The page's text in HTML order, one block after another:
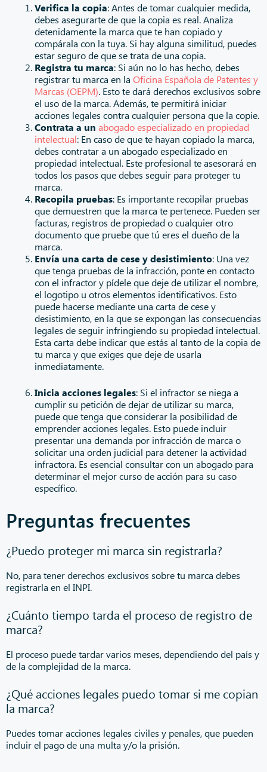
Verifica la copia: Antes de tomar cualquier medida,
debes asegurarte de que la copia es real. Analiza
detenidamente la marca que te han copiado y
compárala con la tuya. Si hay alguna similitud, puedes
estar seguro de que se trata de una copia.
Registra tu marca: Si aún no lo has hecho, debes
registrar tu marca en la Oficina Española de Patentes y
Marcas (OEPM). Esto te dará derechos exclusivos sobre
el uso de la marca. Además, te permitirá iniciar
acciones legales contra cualquier persona que la copie.
Contrata a un abogado especializado en propiedad
intelectual: En caso de que te hayan copiado la marca,
debes contratar a un abogado especializado en
propiedad intelectual. Este profesional te asesorará en
todos los pasos que debes seguir para proteger tu
marca.
Recopila pruebas: Es importante recopilar pruebas
que demuestren que la marca te pertenece. Pueden ser
facturas, registros de propiedad o cualquier otro
documento que pruebe que tú eres el dueño de la
marca.
Envía una carta de cese y desistimiento: Una vez
que tenga pruebas de la infracción, ponte en contacto
con el infractor y pídele que deje de utilizar el nombre,
el logotipo u otros elementos identificativos. Esto
puede hacerse mediante una carta de cese y
desistimiento, en la que se expongan las consecuencias
legales de seguir infringiendo su propiedad intelectual.
Esta carta debe indicar que estás al tanto de la copia de
tu marca y que exiges que deje de usarla
inmediatamente.
Inicia acciones legales: Si el infractor se niega a
cumplir su petición de dejar de utilizar su marca,
puede que tenga que considerar la posibilidad de
emprender acciones legales. Esto puede incluir
presentar una demanda por infracción de marca o
solicitar una orden judicial para detener la actividad
infractora. Es esencial consultar con un abogado para
determinar el mejor curso de acción para su caso
específico.
Preguntas frecuentes
¿Puedo proteger mi marca sin registrarla?
No, para tener derechos exclusivos sobre tu marca debes
registrarla en el INPI.
¿Cuánto tiempo tarda el proceso de registro de
marca?
El proceso puede tardar varios meses, dependiendo del país y
de la complejidad de la marca.
¿Qué acciones legales puedo tomar si me copian
la marca?
Puedes tomar acciones legales civiles y penales, que pueden
incluir el pago de una multa y/o la prisión.